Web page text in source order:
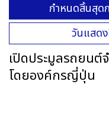
กำหนดสิ้นสุด
วันแสด
เปิดประมูลรถยนต์
โดยองค์กรญี่ปุ่น